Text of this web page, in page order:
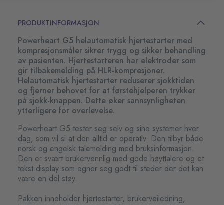
sjokk på et passende energinivå
Oppdager automatisk barneelektroder og leverer
en redusert energi
Enkelt å oppdatere innstillingene hvis retningslinjene
endres
Raskt å overføre og gjennomgå data via USB
Hjertestarterelektroden gir tilbakemelding på
kvaliteten av hjertekompresjonene
PRODUKTINFORMASJON
Powerheart G5 helautomatisk hjertestarter med
kompresjonsmåler sikrer trygg og sikker behandling
av pasienten. Hjertestarteren har elektroder som
gir tilbakemelding på HLR-kompresjoner.
Helautomatisk hjertestarter reduserer sjokktiden
og fjerner behovet for at førstehjelperen trykker
på sjokk-knappen. Dette øker sannsynligheten
ytterligere for overlevelse.
Powerheart G5 tester seg selv og sine systemer hver
dag, som vil si at den alltid er operativ. Den tilbyr både
norsk og engelsk talemelding med bruksinformasjon.
Den er svært brukervennlig med gode høyttalere og et
tekst-display som egner seg godt til steder der det kan
være en del støy.
Pakken inneholder hjertestarter, brukerveiledning,